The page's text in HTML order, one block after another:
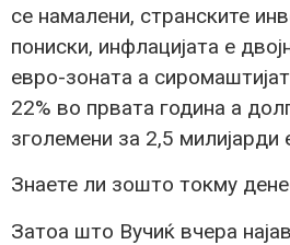
се намалени, странските
пониски, инфлацијата е
евро-зоната а
22% во првата година а
зголемени за 2,5 милијарди
Знаете ли зошто токму
Затоа што Вучиќ вчера